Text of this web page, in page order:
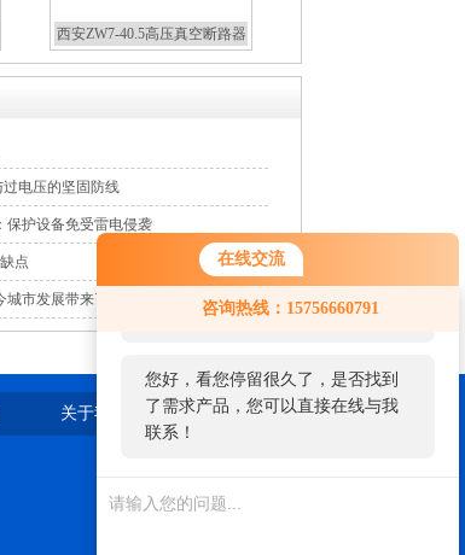
在线交流
咨询热线：15756660791
您好！欢迎前来咨询，很高兴为您
服务，请问您要咨询什么问题呢？
您好，看您停留很久了，是否找到
了需求产品，您可以直接在线与我
联系！
西安ZW7-40.5高压真空断路器
电压的坚固防线
保护设备免受雷电侵袭
点
市发展带来了怎样的变化？
关于我们 站点地图